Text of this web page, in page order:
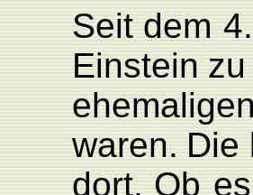
Seit dem 4.
Einstein zu
waren. Die
dort. Ob es